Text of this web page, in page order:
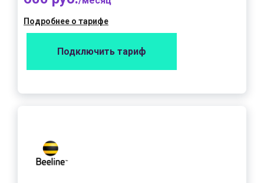
Подробнее о тарифе
Подключить тариф